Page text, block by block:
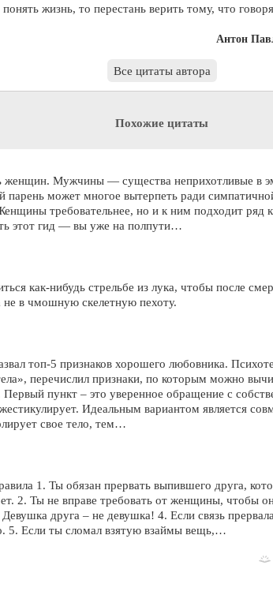
жизнь, то перестань верить тому, что
Антон
Все цитаты автора
Похожие цитаты
женщин. Мужчины — существа неприхотливые в
парень может многое вытерпеть ради
требовательнее, но и к ним подходит ряд
этот гид — вы уже на полпути…
как-нибудь стрельбе из лука, чтобы после
не в чмошную скелетную пехоту.
топ-5 признаков хорошего любовника.
перечислил признаки, по которым можно
пункт – это уверенное обращение с
Идеальным вариантом является
свое тело, тем…
1. Ты обязан прервать выпившего друга,
2. Ты не вправе требовать от женщины, чтобы
друга – не девушка! 4. Если связь
5. Если ты сломал взятую взаймы вещь,…